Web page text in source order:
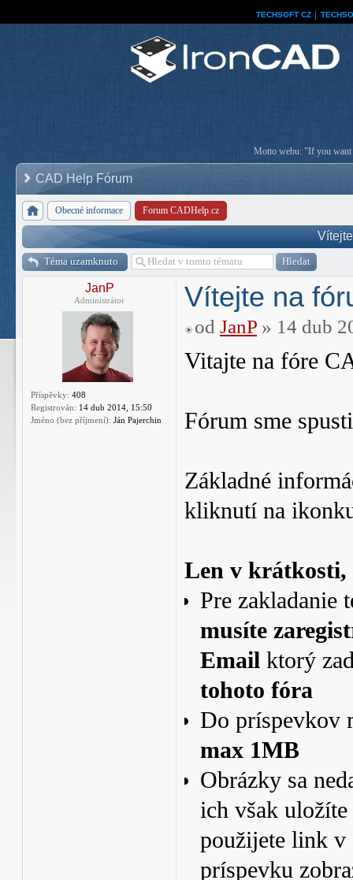
TECHSOFT CZ
Motto webu: "If you want
CAD Help Fórum
Obecné informace Forum CADHelp.cz
Téma uzamknuto
JanP
Administrátor
Příspěvky: 408
Registrován: 14 dub 2014, 15:50
Jméno (bez příjmení): Ján Pajerchin
Vítejte na
od JanP » 14 dub
Vitajte na fóre
Fórum sme
Základné
kliknutí na
Len v krátkosti,
Pre zakladanie
musíte
Email ktorý
tohoto fóra
Do príspevkov
max 1MB
Obrázky sa
ich však
použijete link v
príspevku